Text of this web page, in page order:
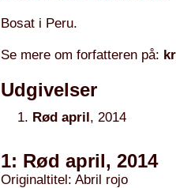
Bosat i Peru.
Se mere om forfatteren på:
Udgivelser
Rød april, 2014
1: Rød april, 2014
Originaltitel: Abril rojo